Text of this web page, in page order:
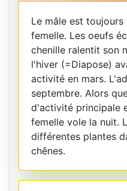
Le mâle est
femelle. Les oeufs
chenille ralentit son
l'hiver (=Diapose)
activité en mars.
septembre. Alors
d'activité principale
femelle vole la nuit.
différentes plantes
chênes.